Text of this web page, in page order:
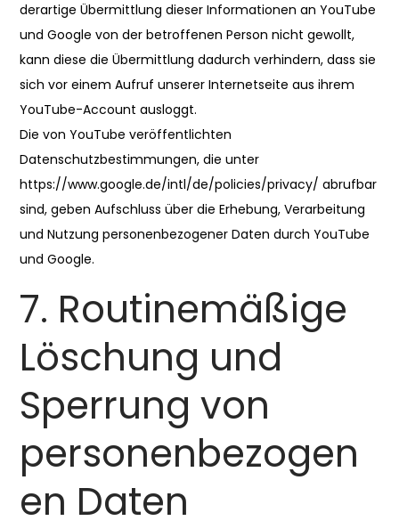
derartige Übermittlung dieser Informationen an YouTube
und Google von der betroffenen Person nicht gewollt,
kann diese die Übermittlung dadurch verhindern, dass sie
sich vor einem Aufruf unserer Internetseite aus ihrem
YouTube-Account ausloggt.
Die von YouTube veröffentlichten
Datenschutzbestimmungen, die unter
https://www.google.de/intl/de/policies/privacy/ abrufbar
sind, geben Aufschluss über die Erhebung, Verarbeitung
und Nutzung personenbezogener Daten durch YouTube
und Google.
7. Routinemäßige
Löschung und
Sperrung von
personenbezogen
en Daten